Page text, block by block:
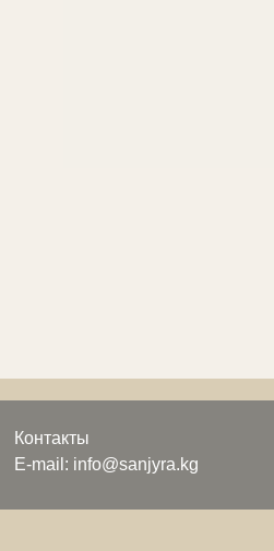
Контакты
E-mail: info@sanjyra.kg